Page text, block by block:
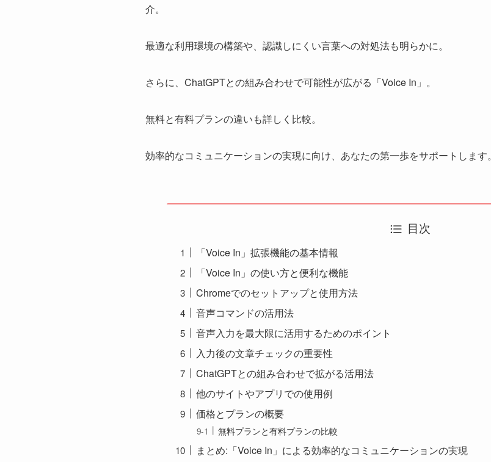
介。
最適な利用環境の構築や、認識しにくい言葉への対処法も明らかに。
さらに、ChatGPTとの組み合わせで可能性が広がる「Voice In」。
無料と有料プランの違いも詳しく比較。
効率的なコミュニケーションの実現に向け、あなたの第一歩をサポートします。
目次
「Voice In」拡張機能の基本情報
「Voice In」の使い方と便利な機能
Chromeでのセットアップと使用方法
音声コマンドの活用法
音声入力を最大限に活用するためのポイント
入力後の文章チェックの重要性
ChatGPTとの組み合わせで拡がる活用法
他のサイトやアプリでの使用例
価格とプランの概要
無料プランと有料プランの比較
まとめ:「Voice In」による効率的なコミュニケーションの実現